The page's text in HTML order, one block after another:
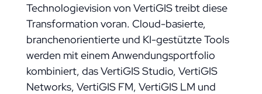
Technologievision von VertiGIS treibt diese
Transformation voran. Cloud-basierte,
branchenorientierte und KI-gestützte Tools
werden mit einem Anwendungsportfolio
kombiniert, das VertiGIS Studio, VertiGIS
Networks, VertiGIS FM, VertiGIS LM und